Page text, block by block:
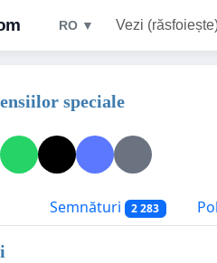
RO ▼ Vezi
speciale
Semnături 2 283